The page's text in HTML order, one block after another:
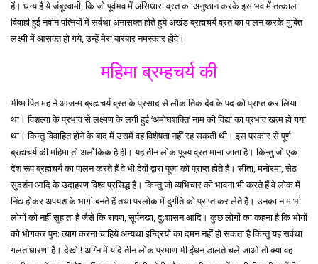
हैं। धन्य हैं ये जंबूस्वामी, कि जो पूर्वभव में असिधारा व्रत का अनुष्ठान करके इस भव में तत्काल
विवाही हुई नवीन पत्नियों में सर्वथा अनासक्त होते हुये अखंड ब्रह्मचर्य व्रत का पालन करके मुक्ति
लक्ष्मी में आसक्त हो गये, उन्हें मेरा बारंबार नमस्कार होवे।
महिमा ब्रम्हचर्य की
भीष्म पितामह ने आजन्म ब्रह्मचर्य व्रत के प्रसाद से लौकांतिक देव के पद को प्राप्त कर लिया
था। विशल्या के प्रभाव से लक्ष्मण के लगी हुई ‘अमोघशक्ति’ नाम की विद्या का प्रभाव खत्म हो गया
था। किन्तु विवाहित होने के बाद में उसमें वह विशेषता नहीं रह सकती थी। इस प्रकार से पूर्ण
ब्रह्मचर्य की महिमा तो अलौकिक है ही। यह तीन लोक पूज्य व्रत माना जाता है। किन्तु जो एक
देश रूप ब्रह्मचर्य का पालन करते हैं वे भी देवों द्वारा पूजा को प्राप्त होते हैं। सीता, मनोरमा, सेठ
सुदर्शन आदि के उदाहरण विश्व प्रसिद्ध हैं। किन्तु जो व्यभिचार की भावना भी करते हैं वे लोक में
निंद्य होकर अपयश के भागी बनते हैं तथा परलोक में दुर्गति को प्राप्त कर लेते हैं। उनका नाम भी
लोगों को नहीं सुहाता है जैसे कि रावण, सूर्पनखा, दु:शासन आदि। कुछ लोगों का कहना है कि भोगों
को भोगकर पुन: त्याग करना चाहिये अन्यथा इन्द्रियों का दमन नहीं हो सकता है किन्तु यह सर्वथा
गलत धारणा है। देखो ! अग्नि में यदि तीन लोक प्रमाण भी ईंधन डालते चले जाओ तो क्या वह